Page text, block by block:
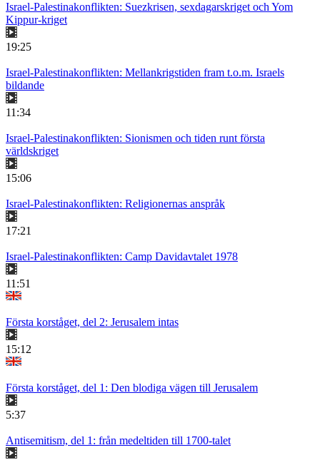
Israel-Palestinakonflikten: Suezkrisen, sexdagarskriget och Yom
Kippur-kriget
19:25
Israel-Palestinakonflikten: Mellankrigstiden fram t.o.m. Israels
bildande
11:34
Israel-Palestinakonflikten: Sionismen och tiden runt första
världskriget
15:06
Israel-Palestinakonflikten: Religionernas anspråk
17:21
Israel-Palestinakonflikten: Camp Davidavtalet 1978
11:51
Första korståget, del 2: Jerusalem intas
15:12
Första korståget, del 1: Den blodiga vägen till Jerusalem
5:37
Antisemitism, del 1: från medeltiden till 1700-talet